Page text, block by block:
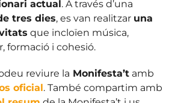
actual. A través d’una
tres dies, es van realitzar una
que incloïen música,
formació i cohesió.
reviure la Monifesta’tamb
oficial. També compartim amb